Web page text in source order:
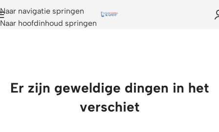
Naar navigatie springen
Naar hoofdinhoud springen
Er zijn geweldige dingen in het
verschiet